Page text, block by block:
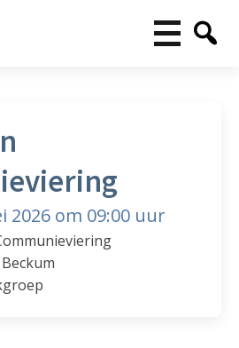
2026 om 09:00 uur